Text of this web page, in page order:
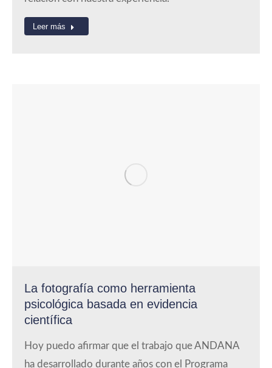
Leer más
La fotografía como herramienta
psicológica basada en evidencia
científica
Hoy puedo afirmar que el trabajo que ANDANA
ha desarrollado durante años con el Programa